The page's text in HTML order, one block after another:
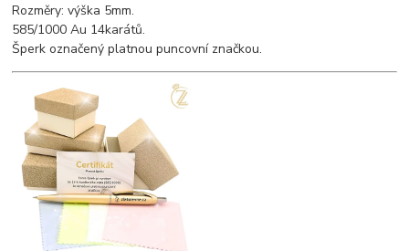
Rozměry: výška 5mm.
585/1000 Au 14karátů.
Šperk označený platnou puncovní značkou.